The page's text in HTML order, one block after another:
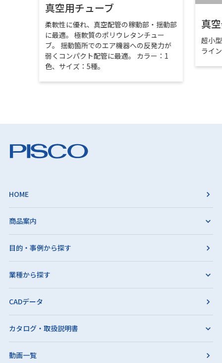
真空用チューブ
柔軟性に優れ、真空配管の稼動部・揺動部
に最適。 極軟質のポリウレタンチュー
ブ。 揺動箇所でのエア機器への反発力が
弱くコンパクト配管に最適。 カラー：1
色、サイズ：5種。
真
超小
ライ
HOME
商品案内
目的・事例から探す
業種から探す
CADデータ
カタログ・取扱説明書
動画一覧